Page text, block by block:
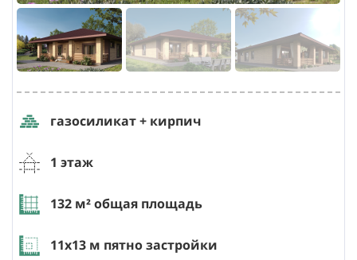
газосиликат + кирпич
1 этаж
132 м² общая площадь
11х13 м пятно застройки